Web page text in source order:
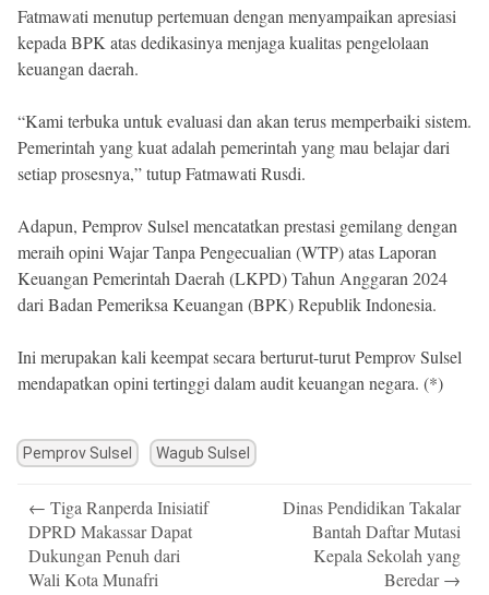
Fatmawati menutup pertemuan dengan menyampaikan apresiasi
kepada BPK atas dedikasinya menjaga kualitas pengelolaan
keuangan daerah.
“Kami terbuka untuk evaluasi dan akan terus memperbaiki sistem.
Pemerintah yang kuat adalah pemerintah yang mau belajar dari
setiap prosesnya,” tutup Fatmawati Rusdi.
Adapun, Pemprov Sulsel mencatatkan prestasi gemilang dengan
meraih opini Wajar Tanpa Pengecualian (WTP) atas Laporan
Keuangan Pemerintah Daerah (LKPD) Tahun Anggaran 2024
dari Badan Pemeriksa Keuangan (BPK) Republik Indonesia.
Ini merupakan kali keempat secara berturut-turut Pemprov Sulsel
mendapatkan opini tertinggi dalam audit keuangan negara. (*)
Pemprov Sulsel Wagub Sulsel
navigation
← Tiga Ranperda Inisiatif
DPRD Makassar Dapat
Dukungan Penuh dari
Wali Kota Munafri
Dinas Pendidikan Takalar
Bantah Daftar Mutasi
Kepala Sekolah yang
Beredar→